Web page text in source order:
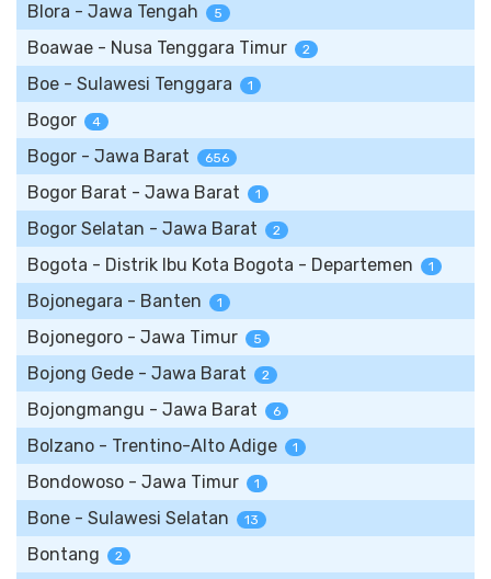
Blora - Jawa Tengah 5
Boawae - Nusa Tenggara Timur 2
Boe - Sulawesi Tenggara 1
Bogor 4
Bogor - Jawa Barat 656
Bogor Barat - Jawa Barat 1
Bogor Selatan - Jawa Barat 2
Bogota - Distrik Ibu Kota Bogota - Departemen 1
Bojonegara - Banten 1
Bojonegoro - Jawa Timur 5
Bojong Gede - Jawa Barat 2
Bojongmangu - Jawa Barat 6
Bolzano - Trentino-Alto Adige 1
Bondowoso - Jawa Timur 1
Bone - Sulawesi Selatan 13
Bontang 2